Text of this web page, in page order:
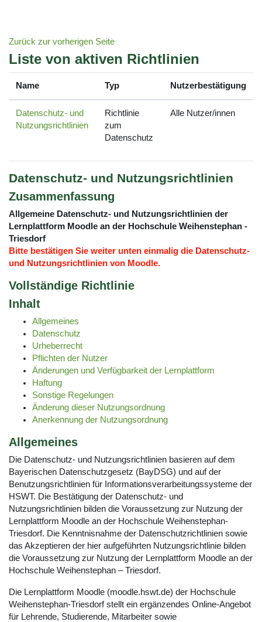
Zurück zur vorherigen Seite
Liste von aktiven Richtlinien
Name Typ Nutzerbestätigung
Datenschutz- und
Nutzungsrichtlinien
Richtlinie
zum
Datenschutz
Alle Nutzer/innen
Datenschutz- und Nutzungsrichtlinien
Zusammenfassung
Allgemeine Datenschutz- und Nutzungsrichtlinien der
Lernplattform Moodle an der Hochschule Weihenstephan -
Triesdorf
Bitte bestätigen Sie weiter unten einmalig die Datenschutz-
und Nutzungsrichtlinien von Moodle.
Vollständige Richtlinie
Inhalt
Allgemeines
Datenschutz
Urheberrecht
Pflichten der Nutzer
Änderungen und Verfügbarkeit der Lernplattform
Haftung
Sonstige Regelungen
Änderung dieser Nutzungsordnung
Anerkennung der Nutzungsordnung
Allgemeines
Die Datenschutz- und Nutzungsrichtlinien basieren auf dem
Bayerischen Datenschutzgesetz (BayDSG) und auf der
Benutzungsrichtlinien für Informationsverarbeitungssysteme der
HSWT. Die Bestätigung der Datenschutz- und
Nutzungsrichtlinien bilden die Voraussetzung zur Nutzung der
Lernplattform Moodle an der Hochschule Weihenstephan-
Triesdorf. Die Kenntnisnahme der Datenschutzrichtlinien sowie
das Akzeptieren der hier aufgeführten Nutzungsrichtlinie bilden
die Voraussetzung zur Nutzung der Lernplattform Moodle an der
Hochschule Weihenstephan – Triesdorf.
Die Lernplattform Moodle (moodle.hswt.de) der Hochschule
Weihenstephan-Triesdorf stellt ein ergänzendes Online-Angebot
für Lehrende, Studierende, Mitarbeiter sowie